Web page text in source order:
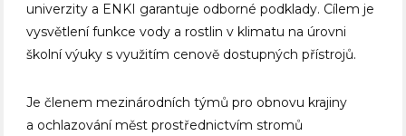
univerzity a ENKI garantuje odborné podklady. Cílem je
vysvětlení funkce vody a rostlin v klimatu na úrovni
školní výuky s využitím cenově dostupných přístrojů.
Je členem mezinárodních týmů pro obnovu krajiny
a ochlazování měst prostřednictvím stromů